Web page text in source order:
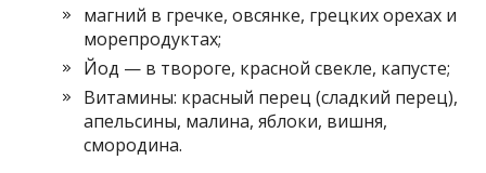
магний в гречке, овсянке, грецких орехах и
морепродуктах;
Йод — в твороге, красной свекле, капусте;
Витамины: красный перец (сладкий перец),
апельсины, малина, яблоки, вишня,
смородина.